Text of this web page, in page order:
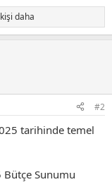
daha
#2
tarihinde temel
Sunumu